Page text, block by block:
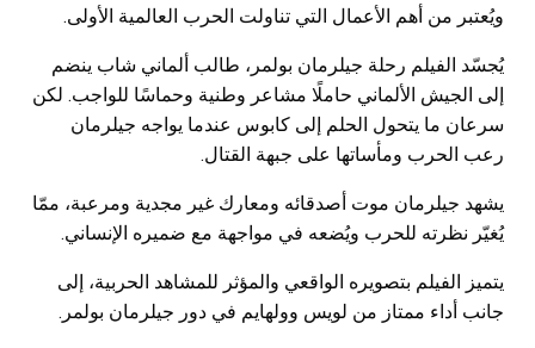
ويُعتبر من أهم الأعمال التي تناولت الحرب العالمية الأولى.
يُجسّد الفيلم رحلة جيلرمان بولمر، طالب ألماني شاب ينضم
إلى الجيش الألماني حاملًا مشاعر وطنية وحماسًا للواجب. لكن
سرعان ما يتحول الحلم إلى كابوس عندما يواجه جيلرمان
رعب الحرب ومأساتها على جبهة القتال.
يشهد جيلرمان موت أصدقائه ومعارك غير مجدية ومرعبة، ممّا
يُغيّر نظرته للحرب ويُضعه في مواجهة مع ضميره الإنساني.
يتميز الفيلم بتصويره الواقعي والمؤثر للمشاهد الحربية، إلى
جانب أداء ممتاز من لويس وولهايم في دور جيلرمان بولمر.